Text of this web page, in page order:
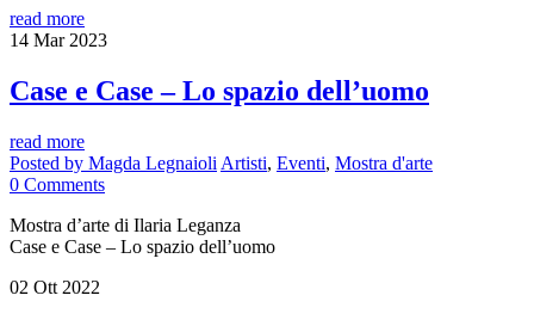
read more
14 Mar 2023
Case e Case – Lo spazio dell’uomo
read more
Posted by Magda Legnaioli Artisti, Eventi, Mostra d'arte
0 Comments
Mostra d’arte di Ilaria Leganza
Case e Case – Lo spazio dell’uomo
02 Ott 2022